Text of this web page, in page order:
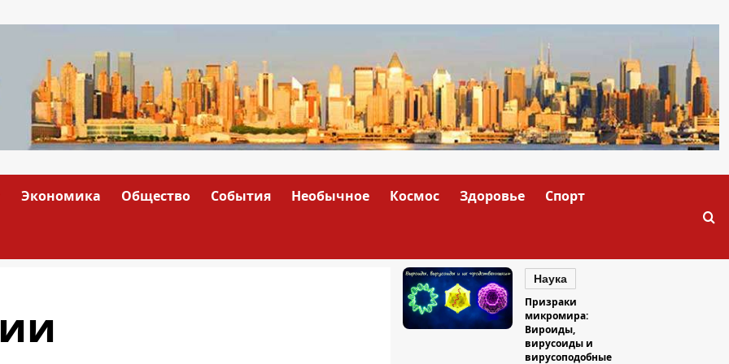
Экономика Общество События Необычное Космос Здоровье Спорт
Наука
Призраки
микромира:
Вироиды,
вирусоиды и
вирусоподобные